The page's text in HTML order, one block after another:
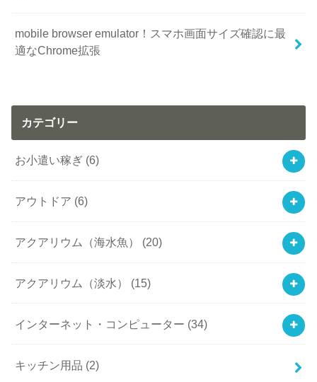
mobile browser emulator！スマホ画面サイズ確認に最
適なChrome拡張
カテゴリー
お小遣い稼ぎ (6)
アウトドア (6)
アクアリウム（海水魚） (20)
アクアリウム（淡水） (15)
インターネット・コンピューター (34)
キッチン用品 (2)